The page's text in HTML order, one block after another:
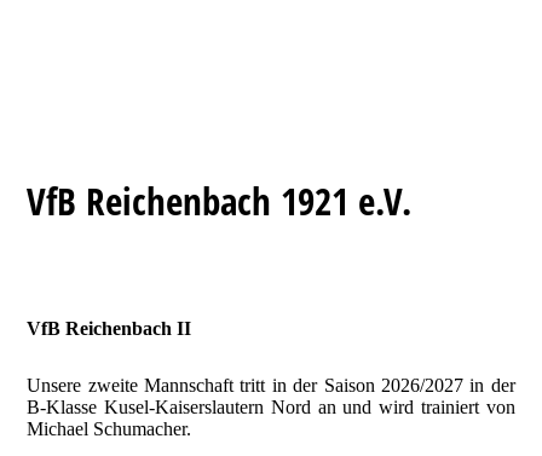
VfB Reichenbach 1921 e.V.
VfB Reichenbach II
Unsere zweite Mannschaft tritt in der Saison 2026/2027 in der
B-Klasse Kusel-Kaiserslautern Nord an und wird trainiert von
Michael Schumacher.